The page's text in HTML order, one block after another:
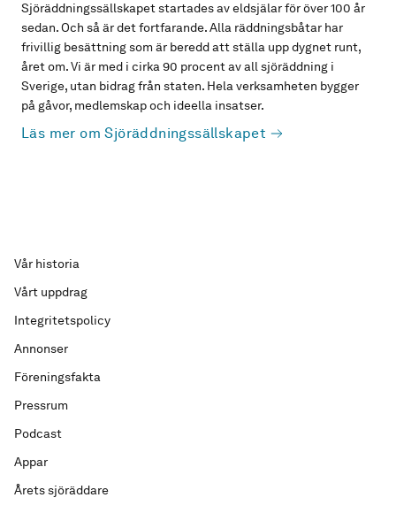
Sjöräddningssällskapet startades av eldsjälar för över 100 år
sedan. Och så är det fortfarande. Alla räddningsbåtar har
frivillig besättning som är beredd att ställa upp dygnet runt,
året om. Vi är med i cirka 90 procent av all sjöräddning i
Sverige, utan bidrag från staten. Hela verksamheten bygger
på gåvor, medlemskap och ideella insatser.
Läs mer om Sjöräddningssällskapet
Vår historia
Vårt uppdrag
Integritetspolicy
Annonser
Föreningsfakta
Pressrum
Podcast
Appar
Årets sjöräddare